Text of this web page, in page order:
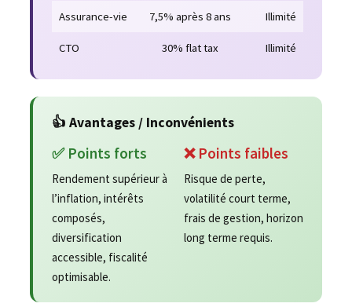
Assurance-vie 7,5% après 8 ans Illimité
CTO 30% flat tax Illimité
👍 Avantages / Inconvénients
✅ Points forts
Rendement supérieur à
l’inflation, intérêts
composés,
diversification
accessible, fiscalité
optimisable.
❌ Points faibles
Risque de perte,
volatilité court terme,
frais de gestion, horizon
long terme requis.